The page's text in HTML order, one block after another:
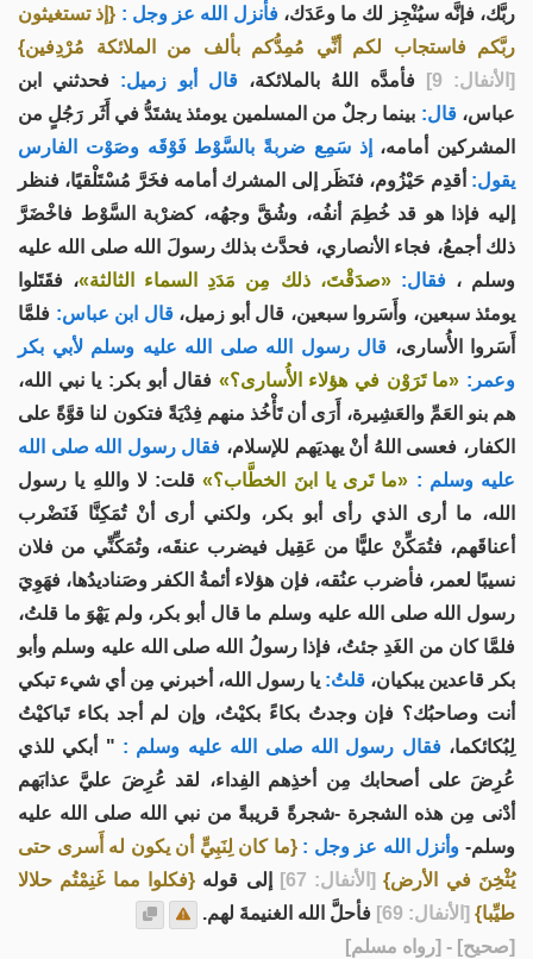
ربَّك، فإنَّه سيُنْجِز لك ما وعَدَك، فأنزل الله عز وجل : {إذ تستغيثون
ربَّكم فاستجاب لكم أنِّي مُمِدُّكم بألف من الملائكة مُرْدِفين}
[الأنفال: 9]
فأمدَّه اللهُ بالملائكة، قال أبو زميل: فحدثني ابن
عباس، قال: بينما رجلٌ من المسلمين يومئذ يشتَدُّ في أَثَر رَجُلٍ من
المشركين أمامه، إذ سَمِع ضربةً بالسَّوْط فَوْقَه وصَوْت الفارس
يقول: أقدِم حَيْزُوم، فنَظَر إلى المشرك أمامه فخَرَّ مُسْتَلْقيًا، فنظر
إليه فإذا هو قد خُطِمَ أنفُه، وشُقَّ وجهُه، كضرْبة السَّوْط فاخْضَرَّ
ذلك أجمعُ، فجاء الأنصاري، فحدَّث بذلك رسولَ الله صلى الله عليه
وسلم ، فقال: «صدَقْتَ، ذلك مِن مَدَدِ السماء الثالثة»، فقَتَلوا
يومئذ سبعين، وأَسَروا سبعين، قال أبو زميل، قال ابن عباس: فلمَّا
أَسَروا الأُسارى، قال رسول الله صلى الله عليه وسلم لأبي بكر
وعمر: «ما تَرَوْن في هؤلاء الأُسارى؟» فقال أبو بكر: يا نبي الله،
هم بنو العَمِّ والعَشِيرة، أَرَى أن تَأْخُذ منهم فِدْيَةً فتكون لنا قوَّةً على
الكفار، فعسى اللهُ أنْ يهديَهم للإسلام، فقال رسول الله صلى الله
عليه وسلم : «ما تَرى يا ابنَ الخطَّاب؟»قلت: لا واللهِ يا رسول
الله، ما أرى الذي رأى أبو بكر، ولكني أرى أنْ تُمَكِنَّا فَنَضْرب
أعناقَهم، فتُمَكِّنْ عليًّا من عَقِيل فيضرب عنقَه، وتُمَكِّنِّي من فلان
نسيبًا لعمر، فأضرب عنُقه، فإن هؤلاء أئمةُ الكفر وصَناديدُها، فهَوِيَ
رسول الله صلى الله عليه وسلم ما قال أبو بكر، ولم يَهْوَ ما قلتُ،
فلمَّا كان من الغَدِ جئتُ، فإذا رسولُ الله صلى الله عليه وسلم وأبو
بكر قاعدين يبكيان، قلتُ: يا رسول الله، أخبرني مِن أي شيء تبكي
أنت وصاحبُك؟ فإن وجدتُ بكاءً بكيْتُ، وإن لم أجد بكاء تَباكيْتُ
لِبُكائكما، فقال رسول الله صلى الله عليه وسلم : " أبكي للذي
عُرِضَ على أصحابك مِن أخذِهم الفِداء، لقد عُرِضَ عليَّ عذابَهم
أدْنى مِن هذه الشجرة -شجرةً قريبةً من نبي الله صلى الله عليه
وسلم-وأنزل الله عز وجل : {ما كان لِنَبِيٍّ أن يكون له أَسرى حتى
يُثْخِنَ في الأرض} [الأنفال: 67] إلى قوله{فكلوا مما غَنِمْتُم حلالا
طيِّبا} [الأنفال: 69]
فأحلَّ الله الغنيمةَ لهم.
[صحيح] - [رواه مسلم]